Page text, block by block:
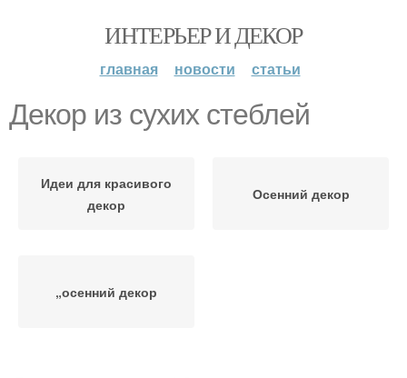
ИНТЕРЬЕР И ДЕКОР
главная новости статьи
Декор из сухих стеблей
Идеи для красивого
декор
Осенний декор
„осенний декор